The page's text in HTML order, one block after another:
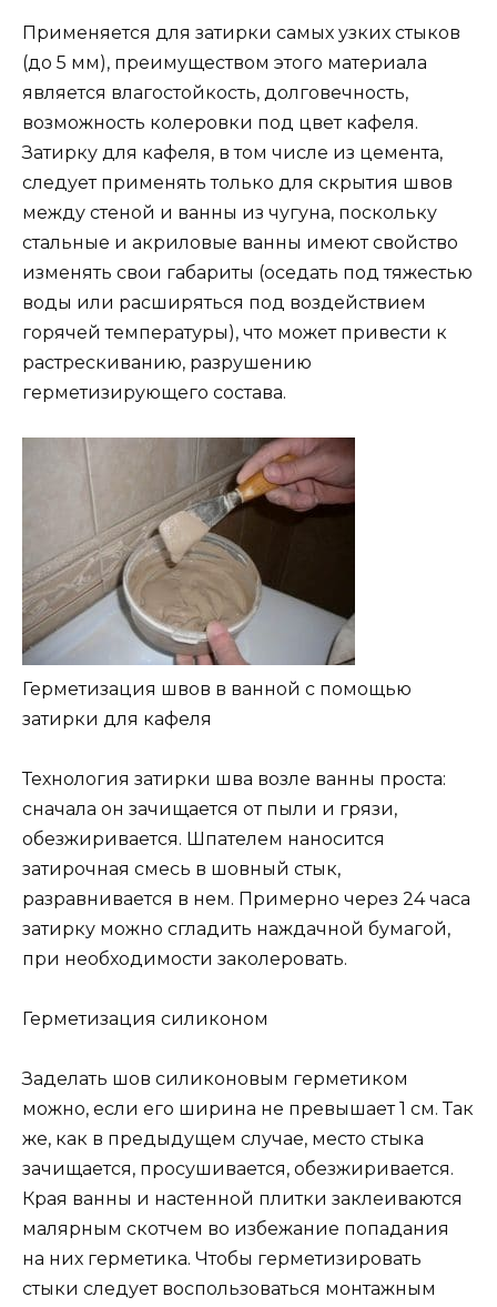
Применяется для затирки самых узких стыков
(до 5 мм), преимуществом этого материала
является влагостойкость, долговечность,
возможность колеровки под цвет кафеля.
Затирку для кафеля, в том числе из цемента,
следует применять только для скрытия швов
между стеной и ванны из чугуна, поскольку
стальные и акриловые ванны имеют свойство
изменять свои габариты (оседать под тяжестью
воды или расширяться под воздействием
горячей температуры), что может привести к
растрескиванию, разрушению
герметизирующего состава.
Герметизация швов в ванной с помощью
затирки для кафеля
Технология затирки шва возле ванны проста:
сначала он зачищается от пыли и грязи,
обезжиривается. Шпателем наносится
затирочная смесь в шовный стык,
разравнивается в нем. Примерно через 24 часа
затирку можно сгладить наждачной бумагой,
при необходимости заколеровать.
Герметизация силиконом
Заделать шов силиконовым герметиком
можно, если его ширина не превышает 1 см. Так
же, как в предыдущем случае, место стыка
зачищается, просушивается, обезжиривается.
Края ванны и настенной плитки заклеиваются
малярным скотчем во избежание попадания
на них герметика. Чтобы герметизировать
стыки следует воспользоваться монтажным